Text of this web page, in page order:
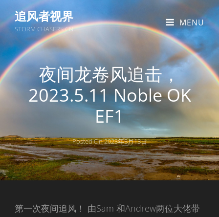
追风者视界
STORM CHASERS CN
MENU
夜间龙卷风追击，
2023.5.11 Noble OK
EF1
Posted On2023年5月13日
第一次夜间追风！ 由Sam 和Andrew两位大佬带